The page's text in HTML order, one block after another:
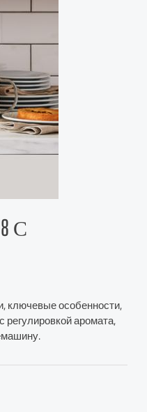
С
ключевые особенности,
аромата,